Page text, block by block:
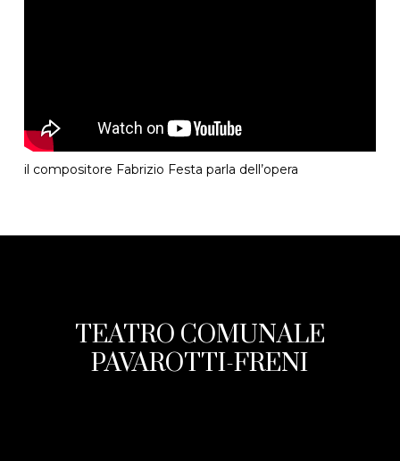
il compositore Fabrizio Festa parla dell’opera
TEATRO COMUNALE
PAVAROTTI-FRENI